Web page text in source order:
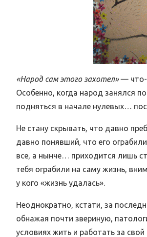
«Народ сам этого захотел»— что-
Особенно, когда народ занялся
подняться в начале нулевых…
Не стану скрывать, что давно
давно понявший, что его
все, а нынче… приходится лишь
тебя ограбили на саму жизнь,
у кого «жизнь удалась».
Неоднократно, кстати, за
обнажая почти звериную,
условиях жить и работать за
ВЕБИНАРЫ ИЮЛЯ 2026 ГОДА